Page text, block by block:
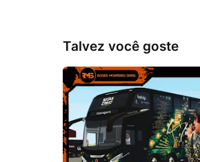
Talvez você goste